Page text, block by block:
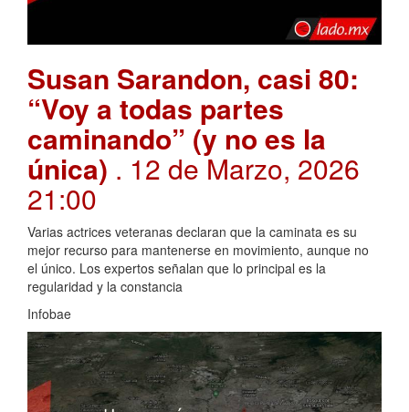
Susan Sarandon, casi 80:
“Voy a todas partes
caminando” (y no es la
única) . 12 de Marzo, 2026
21:00
Varias actrices veteranas declaran que la caminata es su
mejor recurso para mantenerse en movimiento, aunque no
el único. Los expertos señalan que lo principal es la
regularidad y la constancia
Infobae